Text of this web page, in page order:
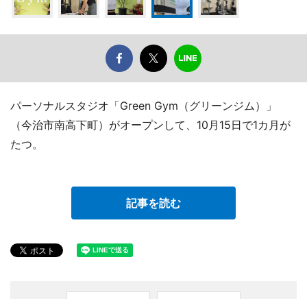
パーソナルスタジオ「Green Gym（グリーンジム）」
（今治市南高下町）がオープンして、10月15日で1カ月が
たつ。
記事を読む